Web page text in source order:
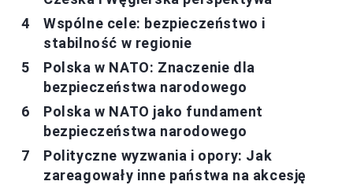
Wspólne cele: bezpieczeństwo i
stabilność w regionie
Polska w NATO: Znaczenie dla
bezpieczeństwa narodowego
Polska w NATO jako fundament
bezpieczeństwa narodowego
Polityczne wyzwania i opory: Jak
zareagowały inne państwa na akcesję